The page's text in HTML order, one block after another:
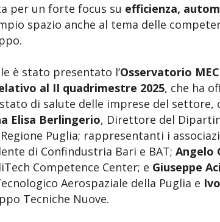
per un forte focus su efficienza,
spazio anche al tema delle
è stato presentato l’Osservatorio
al II quadrimestre 2025, che ha
di salute delle imprese del settore,
Elisa Berlingerio, Direttore del
Puglia; rappresentanti i
di Confindustria Bari e BAT; Angelo
Competence Center; e Giuseppe
Aerospaziale della Puglia e
Tecniche Nuove.